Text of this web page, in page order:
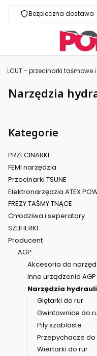
Bezpieczna dostawa
POLCUT - przecinarki
Narzędzia
Kategorie
PRZECINARKI
FEMI narzędzia
Przecinarki TSUNE
Elektronarzędzia ATEX
FREZY TAŚMY TNĄCE
Chłodziwa i seperatory
SZLIFIERKI
Producent
AGP
Akcesoria do
Inne urządzenia AGP
Narzędzia
Giętarki do rur
Gwintownice do
Piły szablaste
Przepychacze do
Wiertarki do rur